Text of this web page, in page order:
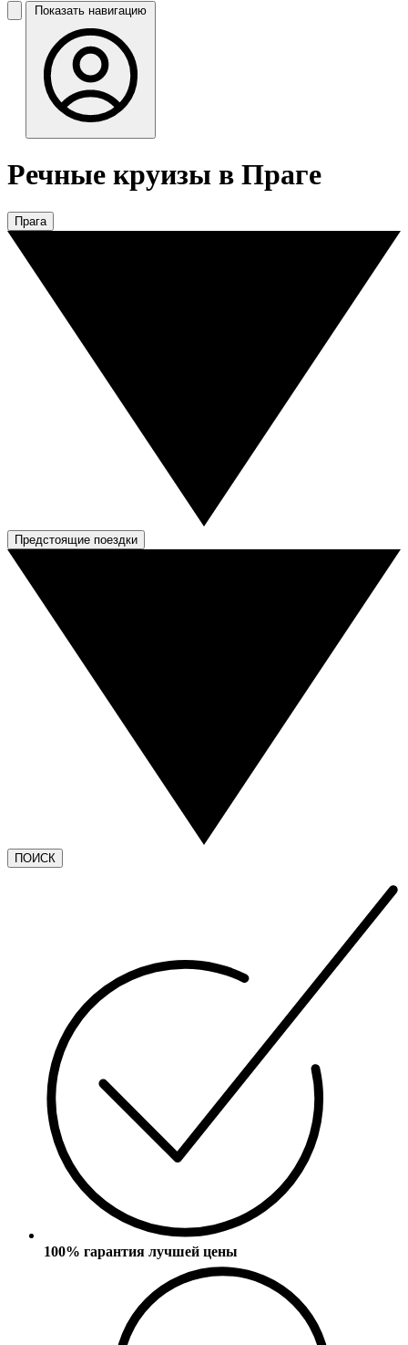
Показать навигацию
Речные круизы в Праге
Прага
Предстоящие поездки
ПОИСК
100% гарантия лучшей цены